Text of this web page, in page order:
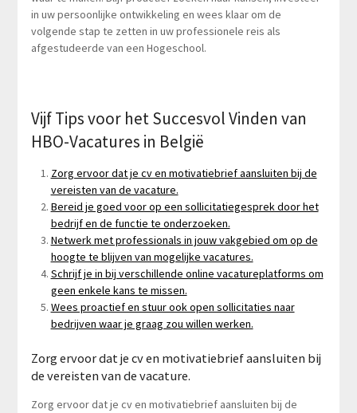
in uw persoonlijke ontwikkeling en wees klaar om de
volgende stap te zetten in uw professionele reis als
afgestudeerde van een Hogeschool.
Vijf Tips voor het Succesvol Vinden van
HBO-Vacatures in België
Zorg ervoor dat je cv en motivatiebrief aansluiten bij de
vereisten van de vacature.
Bereid je goed voor op een sollicitatiegesprek door het
bedrijf en de functie te onderzoeken.
Netwerk met professionals in jouw vakgebied om op de
hoogte te blijven van mogelijke vacatures.
Schrijf je in bij verschillende online vacatureplatforms om
geen enkele kans te missen.
Wees proactief en stuur ook open sollicitaties naar
bedrijven waar je graag zou willen werken.
Zorg ervoor dat je cv en motivatiebrief aansluiten bij
de vereisten van de vacature.
Zorg ervoor dat je cv en motivatiebrief aansluiten bij de